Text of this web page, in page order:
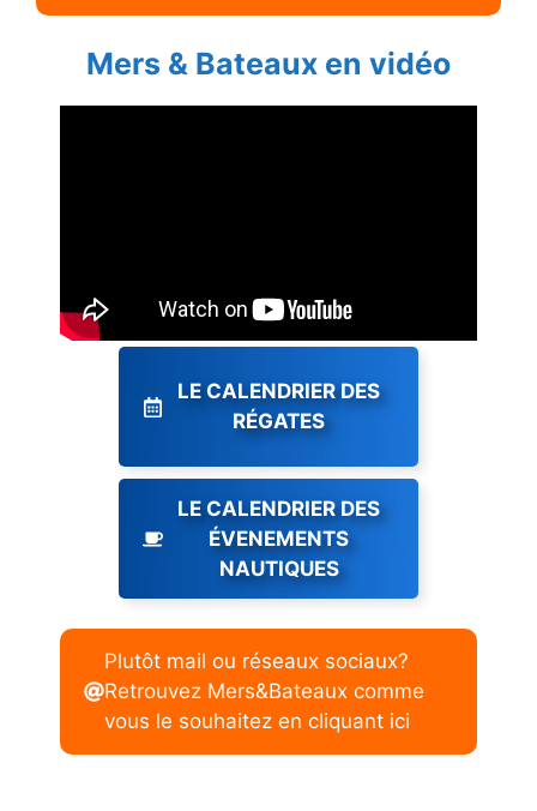
Mers & Bateaux en vidéo
LE CALENDRIER DES
RÉGATES
LE CALENDRIER DES
ÉVENEMENTS
NAUTIQUES
Plutôt mail ou réseaux sociaux?
Retrouvez Mers&Bateaux comme
vous le souhaitez en cliquant ici